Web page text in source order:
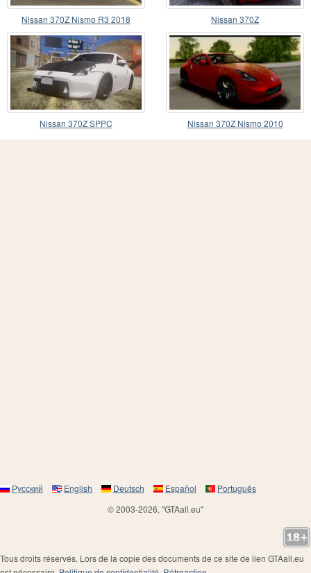
Nissan 370Z Nismo R3 2018 Nissan 370Z
Nissan 370Z SPPC Nissan 370Z Nismo 2010
Русский English Deutsch Español
Português
© 2003-2026, "GTAall.eu"
Tous droits réservés. Lors de la copie des documents de ce site de lien GTAall.eu